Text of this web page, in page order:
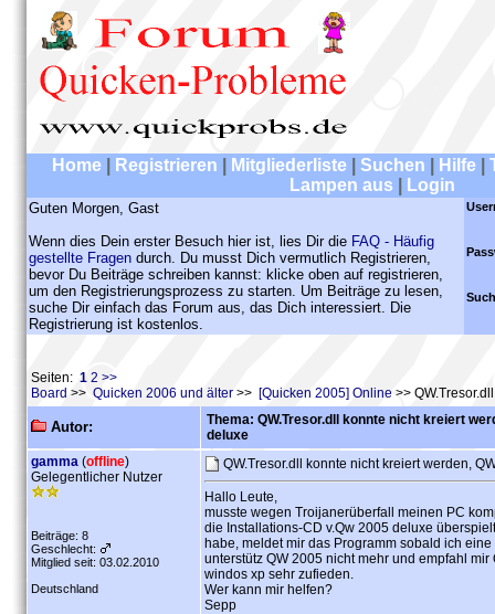
Home Registrieren Mitgliederliste Suchen Hilfe
Lampen aus
Login
Guten Morgen, Gast
Wenn dies Dein erster Besuch hier ist, lies Dir die FAQ - Häufig
gestellte Fragen durch. Du musst Dich vermutlich Registrieren,
bevor Du Beiträge schreiben kannst: klicke oben auf registrieren,
um den Registrierungsprozess zu starten. Um Beiträge zu lesen,
suche Dir einfach das Forum aus, das Dich interessiert. Die
Registrierung ist kostenlos.
Seiten: 1 2 >>
Board >> Quicken 2006 und älter >> [Quicken 2005] Online >>
Autor:
Thema: QW.Tresor.dll konnte nicht kreiert
deluxe
gamma (offline)
Gelegentlicher Nutzer
Beiträge: 8
Geschlecht:
Mitglied seit: 03.02.2010
Deutschland
QW.Tresor.dll konnte nicht kreiert werden,
Hallo Leute,
musste wegen Troijanerüberfall meinen PC
die Installations-CD v.Qw 2005 deluxe
habe, meldet mir das Programm sobald ich
unterstütz QW 2005 nicht mehr und empfahl
windos xp sehr zufieden.
Wer kann mir helfen?
Sepp